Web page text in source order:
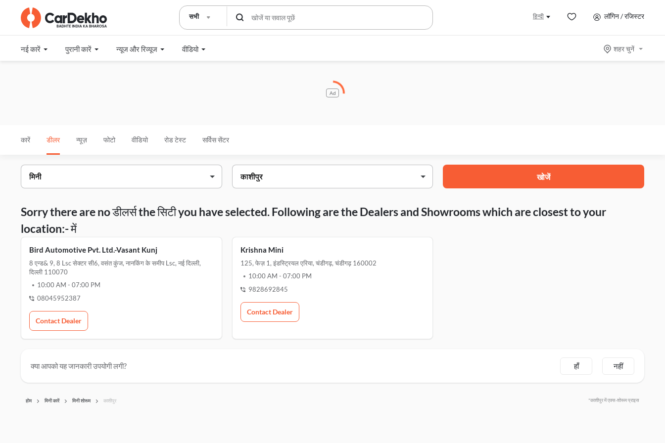
सभी हिन्दी लॉगिन / रजिस्टर
नई कारें पुरानी कारें न्यूज और रिव्यूज वीडियो शहर चुनें
Ad
कारें डीलर न्यूज़ फोटो वीडियो रोड टेस्ट सर्विस सेंटर
खोजें
Sorry there are no डीलर्स the सिटी you have selected. Following are the Dealers and Showrooms which are closest to your
location:- में
Bird Automotive Pvt. Ltd.-Vasant Kunj
8 एन्ड& 9, 8 Lsc सेक्टर सी6, वसंत कुंज, नानकिंग के समीप Lsc, नई दिल्ली,
दिल्ली 110070
10:00 AM - 07:00 PM
08045952387
Contact Dealer
Krishna Mini
125, फेज़ 1, इंडस्ट्रियल एरिया, चंडीगढ़, चंडीगढ़ 160002
10:00 AM - 07:00 PM
9828692845
Contact Dealer
क्या आपको यह जानकारी उपयोगी लगी? हाँ नहीं
होम मिनी कारें मिनी शोरूम काशीपुर *काशीपुर में एक्स-शोरूम प्राइस